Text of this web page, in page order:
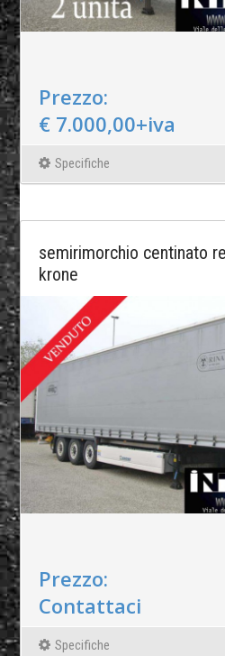
Prezzo:
€ 7.000,00+iva
Specifiche
semirimorchio centinato
krone
Prezzo:
Contattaci
Specifiche